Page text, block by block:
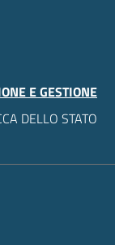
E GESTIONE
DELLO STATO